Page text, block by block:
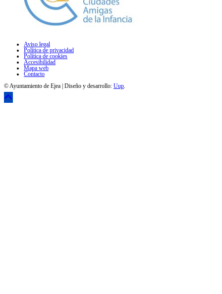
Aviso legal
Política de privacidad
Política de cookies
Accesibilidad
Mapa web
Contacto
© Ayuntamiento de Ejea | Diseño y desarrollo: Uup.